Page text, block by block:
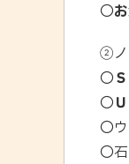
〇
②ノ
〇
〇
〇
〇